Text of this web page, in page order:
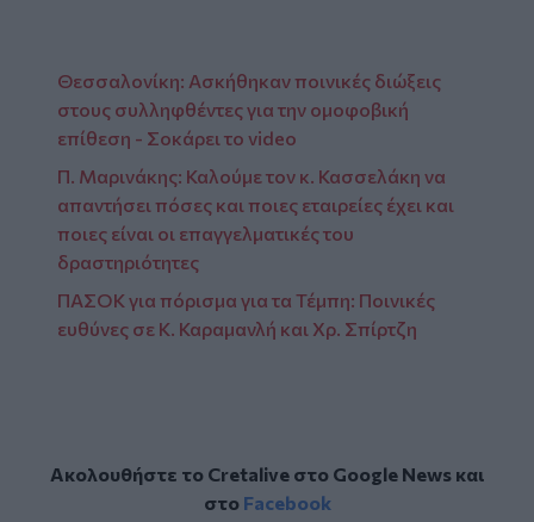
Θεσσαλονίκη: Ασκήθηκαν ποινικές διώξεις
στους συλληφθέντες για την ομοφοβική
επίθεση - Σοκάρει το video
Π. Μαρινάκης: Καλούμε τον κ. Κασσελάκη να
απαντήσει πόσες και ποιες εταιρείες έχει και
ποιες είναι οι επαγγελματικές του
δραστηριότητες
ΠΑΣΟΚ για πόρισμα για τα Τέμπη: Ποινικές
ευθύνες σε Κ. Καραμανλή και Χρ. Σπίρτζη
Ακολουθήστε το Cretalive στο Google Newsκαι
στο Facebook